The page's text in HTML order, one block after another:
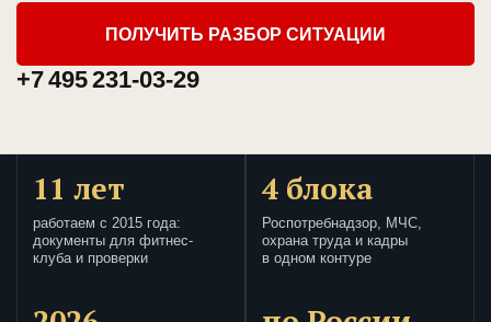
ПОЛУЧИТЬ РАЗБОР СИТУАЦИИ
+7 495 231-03-29
11 лет
работаем с 2015 года:
документы для фитнес-
клуба и проверки
4 блока
Роспотребнадзор, МЧС,
охрана труда и кадры
в одном контуре